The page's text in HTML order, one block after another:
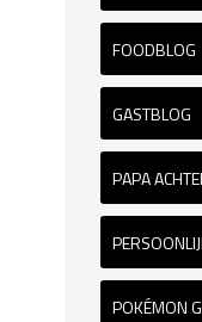
FOODBLOG
GASTBLOG
PAPA
POKÉMON